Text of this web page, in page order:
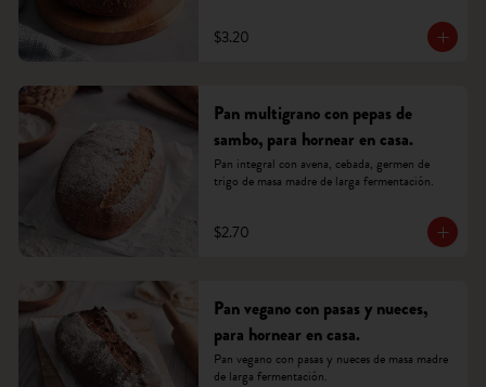
$3.20
Pan multigrano con pepas de
sambo, para hornear en casa.
Pan integral con avena, cebada, germen de
trigo de masa madre de larga fermentación.
$2.70
Pan vegano con pasas y nueces,
para hornear en casa.
Pan vegano con pasas y nueces de masa madre
de larga fermentación.